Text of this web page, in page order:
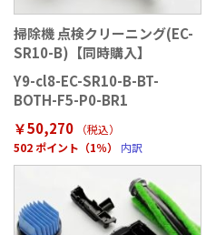
掃除機 点検クリーニング(EC-
SR10-B)【同時購入】
Y9-cl8-EC-SR10-B-BT-
BOTH-F5-P0-BR1
￥50,270
（税込）
502 ポイント（1％）
内訳